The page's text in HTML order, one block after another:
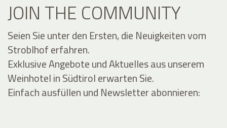
JOIN THE COMMUNITY
Seien Sie unter den Ersten, die Neuigkeiten vom
Stroblhof erfahren.
Exklusive Angebote und Aktuelles aus unserem
Weinhotel in Südtirol erwarten Sie.
Einfach ausfüllen und Newsletter abonnieren: